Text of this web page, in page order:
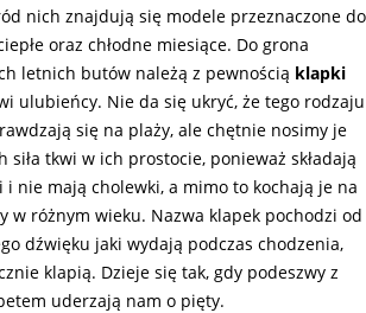
nich znajdują się modele przeznaczone do
oraz chłodne miesiące. Do grona
letnich butów należą z pewnością klapki
ulubieńcy. Nie da się ukryć, że tego rodzaju
się na plaży, ale chętnie nosimy je
siła tkwi w ich prostocie, ponieważ składają
i nie mają cholewki, a mimo to kochają je na
w różnym wieku. Nazwa klapek pochodzi od
dźwięku jaki wydają podczas chodzenia,
klapią. Dzieje się tak, gdy podeszwy z
uderzają nam o pięty.